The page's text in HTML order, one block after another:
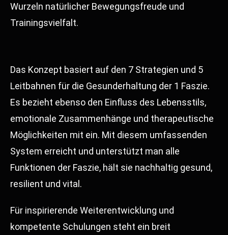
Wurzeln natürlicher Bewegungsfreude und
Trainingsvielfalt.
Das Konzept basiert auf den 7 Strategien und 5
Leitbahnen für die Gesunderhaltung der 1 Faszie.
Es bezieht ebenso den Einfluss des Lebensstils,
emotionale Zusammenhänge und therapeutische
Möglichkeiten mit ein. Mit diesem umfassenden
System erreicht und unterstützt man alle
Funktionen der Faszie, hält sie nachhaltig gesund,
resilient und vital.
Für inspirierende Weiterentwicklung und
kompetente Schulungen steht ein breit